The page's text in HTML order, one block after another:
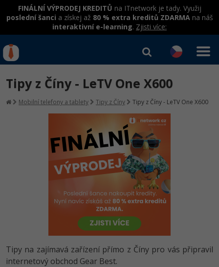
FINÁLNÍ VÝPRODEJ KREDITŮ na ITnetwork je tady. Využij
poslední šanci a získej až 80 % extra kreditů ZDARMAna náš
interaktivní e-learning. Zjisti více:
Rekvalifikace a kurzy
hrazené úřadem práce
Umělá inteligence v praxi
Datová analýza v praxi
Školení
Základy programování
Objektové programování - OOP
Umělá inteligence
HTML5, CSS3, Bootstrap, SEO
SQL a databáze
Školení dle technologií
C# .NET
PHP
JavaScript
IT e-learning
Kurzy IT profesí
Junior programátor
Programátor WWW aplikací
Senior programátor
Front-end developer
Vývojář mobilních aplikací
Specialista na AI a bigdata
Kurzy programování
Jak začít?
-80%
C#.NET -80%
-80%
JavaScript -80%
Kurzy e-commerce
Datová analýza
Digitální gramotnost
Marketing -30%
Kurzy designu
-80%
Photoshop -80%
Adobe Illustrator -80%
Příběhy absolventů
Přihlásit se |Registrovat
Tipy z Číny - LeTV One X600
Mobilní telefony a tablety Tipy z Číny Tipy z Číny - LeTV One X600
Tipy na zajímavá zařízení přímo z Číny pro vás připravil
internetový obchod Gear Best.